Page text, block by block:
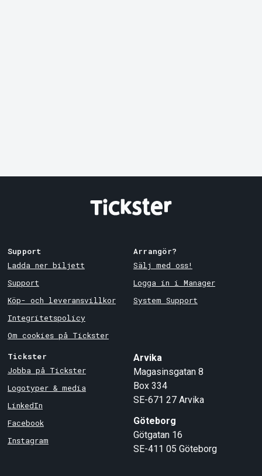
Support
Ladda ner biljett
Support
Köp- och leveransvillkor
Integritetspolicy
Om cookies på Tickster
Arrangör?
Sälj med oss!
Logga in i Manager
System Support
Tickster
Jobba på Tickster
Logotyper & media
LinkedIn
Facebook
Instagram
Arvika
Magasinsgatan 8
Box 334
SE-671 27 Arvika
Göteborg
Götgatan 16
SE-411 05 Göteborg